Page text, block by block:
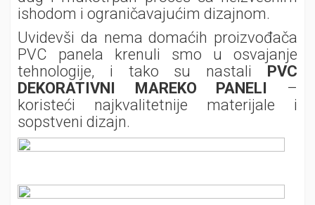
ishodom i ograničavajućim dizajnom.
Uvidevši da nema domaćih proizvođača
PVC panela krenuli smo u osvajanje
tehnologije, i tako su nastali PVC
DEKORATIVNI MAREKO PANELI –
koristeći najkvalitetnije materijale i
sopstveni dizajn.